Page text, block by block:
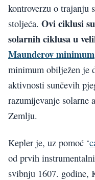
kontroverzu o trajanju
stoljeća. Ovi ciklusi
solarnih ciklusa u
Maunderov minimum
minimum obilježen je
aktivnosti sunčevih
razumijevanje solarne
Zemlju.
Kepler je, uz pomoć ‘
od prvih
svibnju 1607. godine,